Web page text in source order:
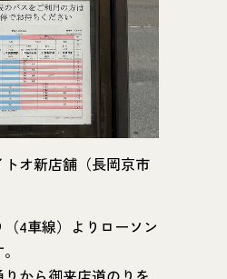
オ新店舗（長岡京市
4車線）よりローソン